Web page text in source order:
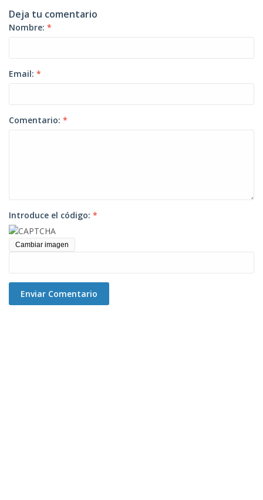
Deja tu comentario
Nombre: *
Email: *
Comentario: *
Introduce el código: *
Cambiar imagen
Enviar Comentario